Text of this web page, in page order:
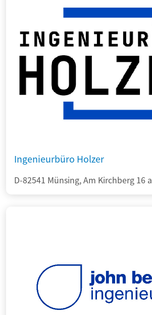
Ingenieurbüro Holzer
D-82541 Münsing, Am Kirchberg 16 a